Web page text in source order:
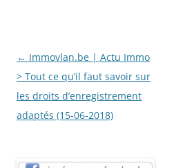
Navigation
des
articles
← Immovlan.be | Actu Immo
> Tout ce qu’il faut savoir sur
les droits d’enregistrement
adaptés (15-06-2018)